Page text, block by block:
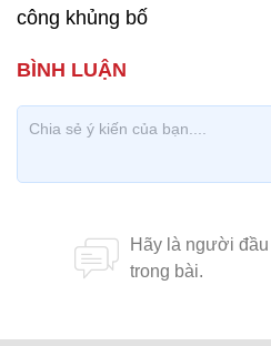
công khủng bố